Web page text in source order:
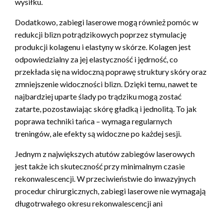
wysiłku.
Dodatkowo, zabiegi laserowe mogą również pomóc w
redukcji blizn potrądzikowych poprzez stymulację
produkcji kolagenu i elastyny w skórze. Kolagen jest
odpowiedzialny za jej elastyczność i jędrność, co
przekłada się na widoczną poprawę struktury skóry oraz
zmniejszenie widoczności blizn. Dzięki temu, nawet te
najbardziej uparte ślady po trądziku mogą zostać
zatarte, pozostawiając skórę gładką i jednolitą. To jak
poprawa techniki tańca – wymaga regularnych
treningów, ale efekty są widoczne po każdej sesji.
Jednym z największych atutów zabiegów laserowych
jest także ich skuteczność przy minimalnym czasie
rekonwalescencji. W przeciwieństwie do inwazyjnych
procedur chirurgicznych, zabiegi laserowe nie wymagają
długotrwałego okresu rekonwalescencji ani